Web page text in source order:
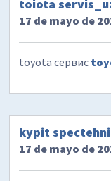
toiota
17 de mayo de
toyota сервис
kypit
17 de mayo de